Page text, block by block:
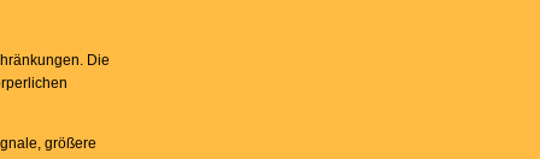
Die
größere